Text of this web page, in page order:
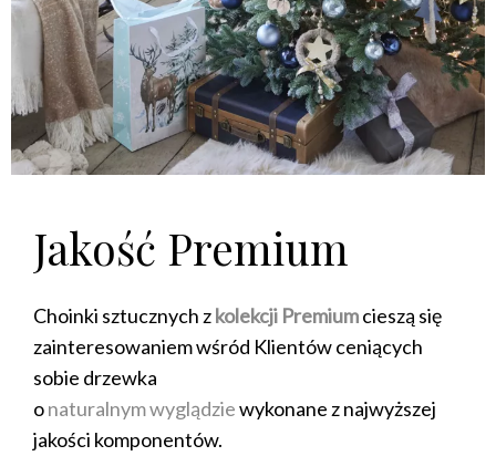
Jakość Premium
Choinki sztucznych zkolekcji Premiumcieszą się
zainteresowaniem wśród Klientów ceniących
sobie drzewka
onaturalnym wyglądziewykonane z najwyższej
jakości komponentów.